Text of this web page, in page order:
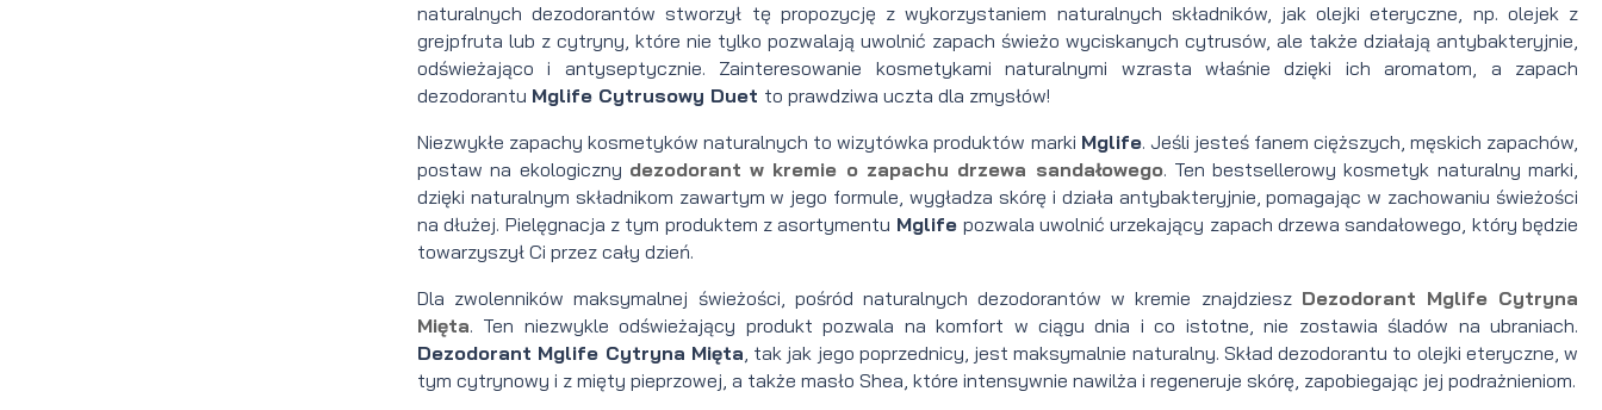
naturalnych dezodorantów stworzył tę propozycję z wykorzystaniem naturalnych składników, jak olejki eteryczne, np. olejek z
grejpfruta lub z cytryny, które nie tylko pozwalają uwolnić zapach świeżo wyciskanych cytrusów, ale także działają antybakteryjnie,
odświeżająco i antyseptycznie. Zainteresowanie kosmetykami naturalnymi wzrasta właśnie dzięki ich aromatom, a zapach
dezodorantu Mglife Cytrusowy Duet to prawdziwa uczta dla zmysłów!
Niezwykłe zapachy kosmetyków naturalnych to wizytówka produktów marki Mglife. Jeśli jesteś fanem cięższych, męskich zapachów,
postaw na ekologiczny dezodorant w kremie o zapachu drzewa sandałowego. Ten bestsellerowy kosmetyk naturalny marki,
dzięki naturalnym składnikom zawartym w jego formule, wygładza skórę i działa antybakteryjnie, pomagając w zachowaniu świeżości
na dłużej. Pielęgnacja z tym produktem z asortymentu Mglife pozwala uwolnić urzekający zapach drzewa sandałowego, który będzie
towarzyszył Ci przez cały dzień.
Dla zwolenników maksymalnej świeżości, pośród naturalnych dezodorantów w kremie znajdziesz Dezodorant Mglife Cytryna
Mięta. Ten niezwykle odświeżający produkt pozwala na komfort w ciągu dnia i co istotne, nie zostawia śladów na ubraniach.
Dezodorant Mglife Cytryna Mięta, tak jak jego poprzednicy, jest maksymalnie naturalny. Skład dezodorantu to olejki eteryczne, w
tym cytrynowy i z mięty pieprzowej, a także masło Shea, które intensywnie nawilża i regeneruje skórę, zapobiegając jej podrażnieniom.